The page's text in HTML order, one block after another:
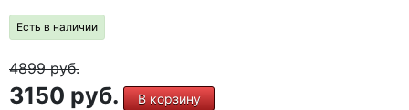
Есть в наличии
4899руб.
3150 руб. В корзину